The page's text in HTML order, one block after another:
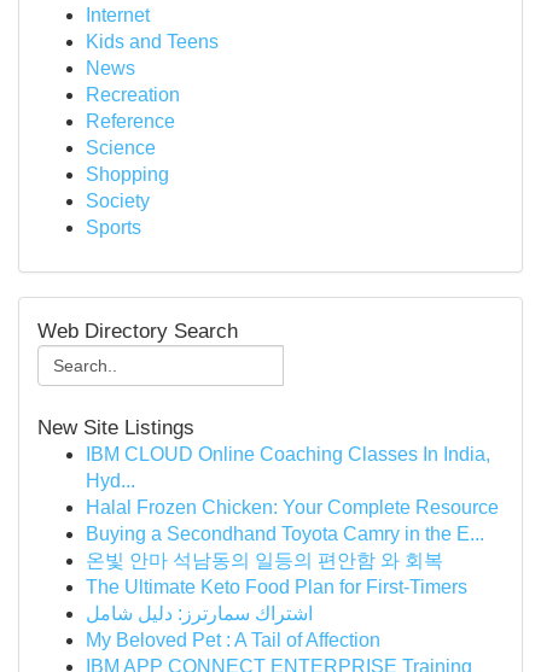
Internet
Kids and Teens
News
Recreation
Reference
Science
Shopping
Society
Sports
Web Directory Search
New Site Listings
IBM CLOUD Online Coaching Classes In India,
Hyd...
Halal Frozen Chicken: Your Complete Resource
Buying a Secondhand Toyota Camry in the E...
온빛 안마 석남동의 일등의 편안함 와 회복
The Ultimate Keto Food Plan for First-Timers
اشتراك سمارترز: دليل شامل
My Beloved Pet : A Tail of Affection
IBM APP CONNECT ENTERPRISE Training